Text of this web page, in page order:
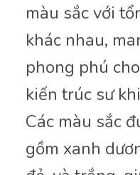
màu sắc với
khác nhau,
phong phú
kiến trúc sư
Các màu sắc
gồm xanh